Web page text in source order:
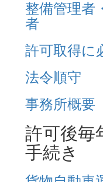
整備管理者
者
許可取得に
法令順守
事務所概要
許可後毎
手続き